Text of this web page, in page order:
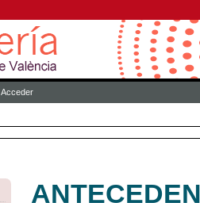
Acceder